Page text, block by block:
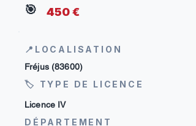
🎯 450 €
📍LOCALISATION
Fréjus (83600)
🏷 TYPE DE LICENCE
Licence IV
DÉPARTEMENT